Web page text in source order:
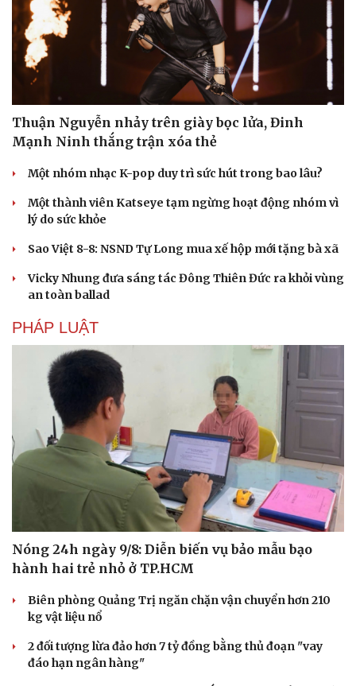
Văn hóa
Văn học
Âm nhạc
Giải trí
Thời trang
Thuận Nguyễn nhảy trên giày bọc lửa, Đinh
Mạnh Ninh thắng trận xóa thẻ
Một nhóm nhạc K-pop duy trì sức hút trong bao lâu?
Một thành viên Katseye tạm ngừng hoạt động nhóm vì
lý do sức khỏe
Sao Việt 8-8: NSND Tự Long mua xế hộp mới tặng bà xã
Vicky Nhung đưa sáng tác Đông Thiên Đức ra khỏi vùng
an toàn ballad
PHÁP LUẬT
Nóng 24h ngày 9/8: Diễn biến vụ bảo mẫu bạo
hành hai trẻ nhỏ ở TP.HCM
Biên phòng Quảng Trị ngăn chặn vận chuyển hơn 210
kg vật liệu nổ
2 đối tượng lừa đảo hơn 7 tỷ đồng bằng thủ đoạn "vay
đáo hạn ngân hàng"